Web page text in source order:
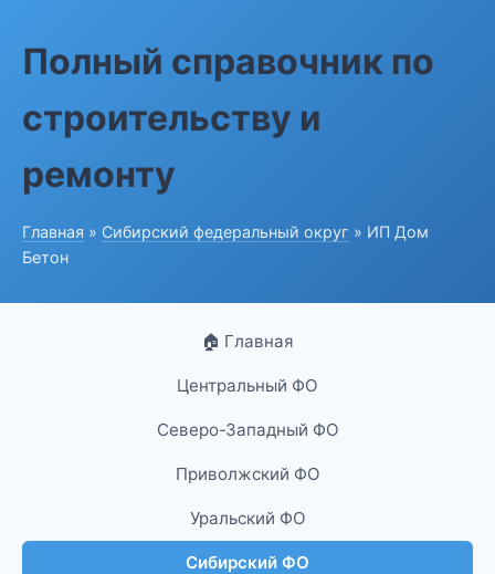
Полный справочник по
строительству и
ремонту
Главная » Сибирский федеральный округ » ИП Дом
Бетон
🏠 Главная
Центральный ФО
Северо-Западный ФО
Приволжский ФО
Уральский ФО
Сибирский ФО